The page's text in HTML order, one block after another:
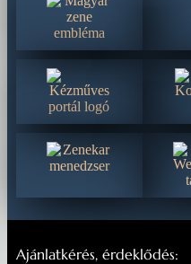
Ajánlatkérés, érdeklődés: